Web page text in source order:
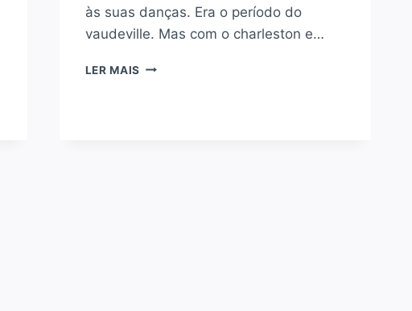
às suas danças. Era o período do
vaudeville. Mas com o charleston e…
LER MAIS UMA